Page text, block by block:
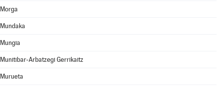
Morga
Mundaka
Mungia
Munitibar-Arbatzegi Gerrikaitz
Murueta